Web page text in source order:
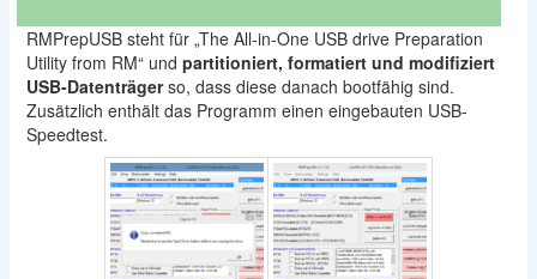
RMPrepUSB steht für „The All-in-One USB drive Preparation
Utility from RM“ und partitioniert, formatiert und modifiziert
USB-Datenträgerso, dass diese danach bootfähig sind.
Zusätzlich enthält das Programm einen eingebauten USB-
Speedtest.